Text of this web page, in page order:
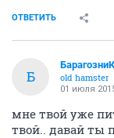
ОТВЕТИТЬ
Б
БарагозниК
old hamster
01 июля
мне твой уже
твой.. давай ты